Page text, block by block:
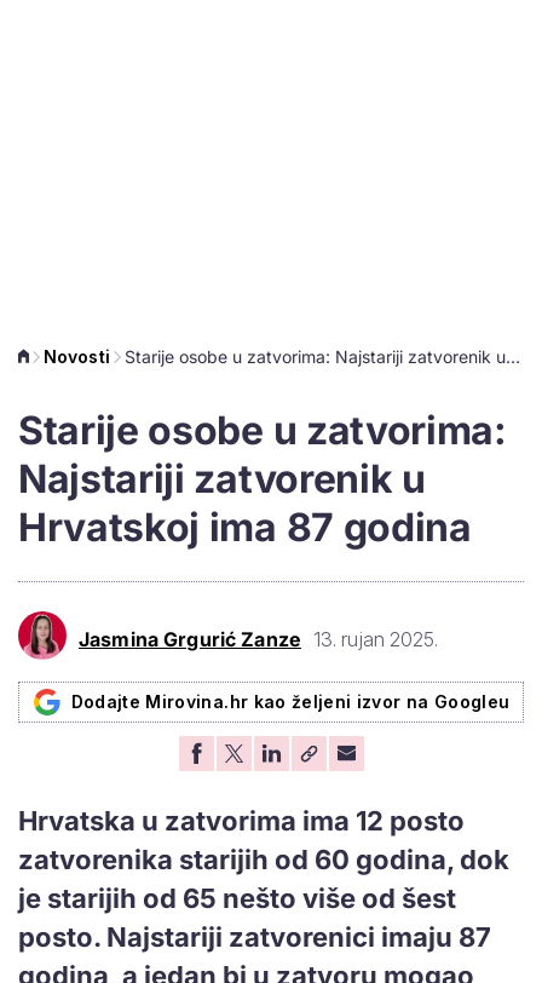
Novosti Starije osobe u zatvorima: Najstariji zatvorenik u Hrvatskoj ima 87 godina
Starije osobe u zatvorima:
Najstariji zatvorenik u
Hrvatskoj ima 87 godina
Jasmina Grgurić Zanze 13. rujan 2025.
Dodajte Mirovina.hr kao željeni izvor na Googleu
Hrvatska u zatvorima ima 12 posto
zatvorenika starijih od 60 godina, dok
je starijih od 65 nešto više od šest
posto. Najstariji zatvorenici imaju 87
godina, a jedan bi u zatvoru mogao